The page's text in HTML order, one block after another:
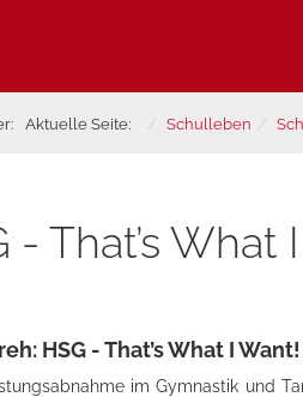
Aktuelle Seite: Schulleben
- That’s What
HSG - That’s What I Want!
im Gymnastik und